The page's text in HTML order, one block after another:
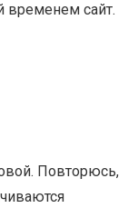
временем сайт.
Повторюсь,